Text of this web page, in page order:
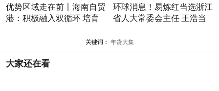
优势区域走在前丨海南自贸
港：积极融入双循环 培育
环球消息！易炼红当选浙江
省人大常委会主任 王浩当
关键词： 年货大集
大家还在看